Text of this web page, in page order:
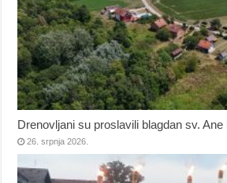
Drenovljani su proslavili blagdan sv.
26. srpnja 2026.